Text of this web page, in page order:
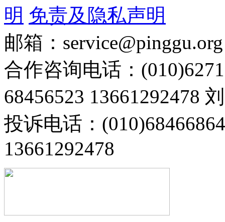
明 免责及隐私声明
邮箱：service@pinggu.org
合作咨询电话：
68456523 13661292478
投诉电话：
13661292478